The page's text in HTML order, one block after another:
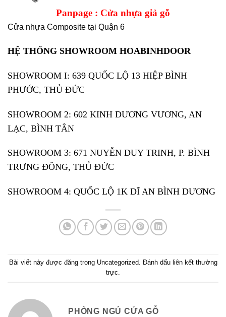
Panpage : Cửa nhựa giả gỗ
Cửa nhựa Composite tại Quận 6
HỆ THỐNG SHOWROOM HOABINHDOOR
SHOWROOM I: 639 QUỐC LỘ 13 HIỆP BÌNH
PHƯỚC, THỦ ĐỨC
SHOWROOM 2: 602 KINH DƯƠNG VƯƠNG, AN
LẠC, BÌNH TÂN
SHOWROOM 3: 671 NUYỄN DUY TRINH, P. BÌNH
TRƯNG ĐÔNG, THỦ ĐỨC
SHOWROOM 4: QUỐC LỘ 1K DĨ AN BÌNH DƯƠNG
Bài viết này được đăng trong Uncategorized. Đánh dấu liên kết thường
trực.
PHÒNG NGỦ CỬA GỖ